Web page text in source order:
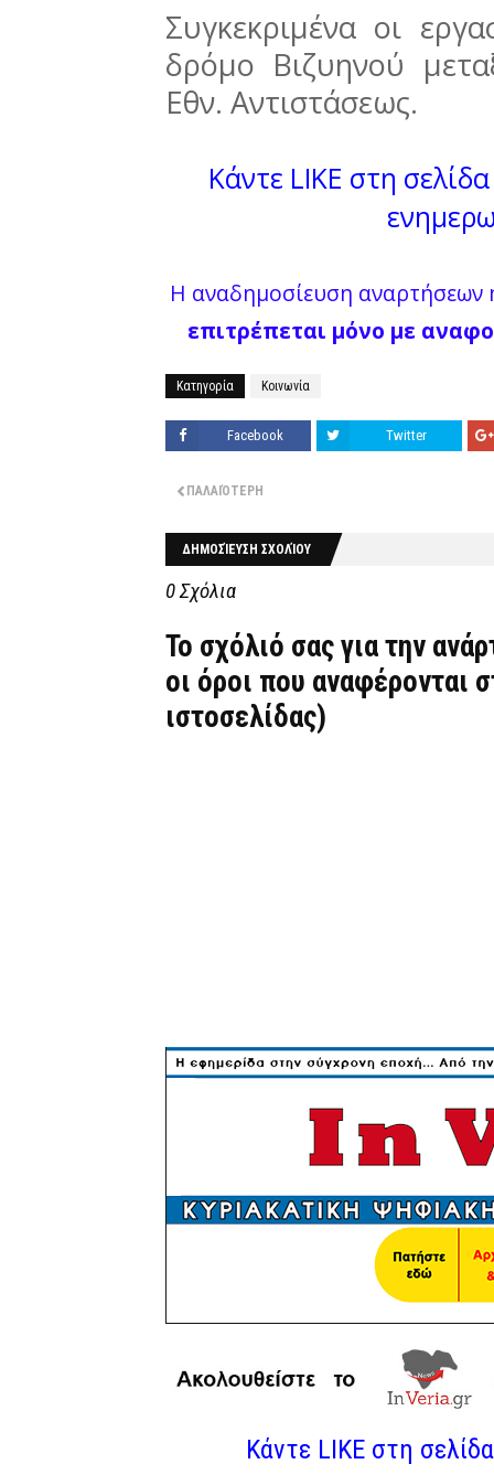
Συγκεκριμένα οι
δρόμο Βιζυηνού
Εθν. Αντιστάσεως.
Κάντε LIKE στη
Η αναδημοσίευση
επιτρέπεται μόνο με
Κατηγορία Κοινωνία
Facebook Twitter
ΠΑΛΑΙΌΤΕΡΗ
ΔΗΜΟΣΊΕΥΣΗ ΣΧΟΛΊΟΥ
0 Σχόλια
Το σχόλιό σας για την
οι όροι που αναφέρονται
ιστοσελίδας)
Κάντε LIKE στη